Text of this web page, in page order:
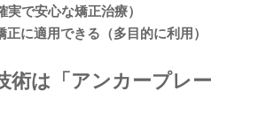
実で安心な矯正治療）
正に適用できる（多目的に利用）
術は「アンカープレー